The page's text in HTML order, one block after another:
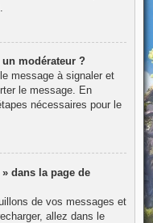
modérateur ?
message à signaler et
le message. En
nécessaires pour le
dans la page de
de vos messages et
allez dans le